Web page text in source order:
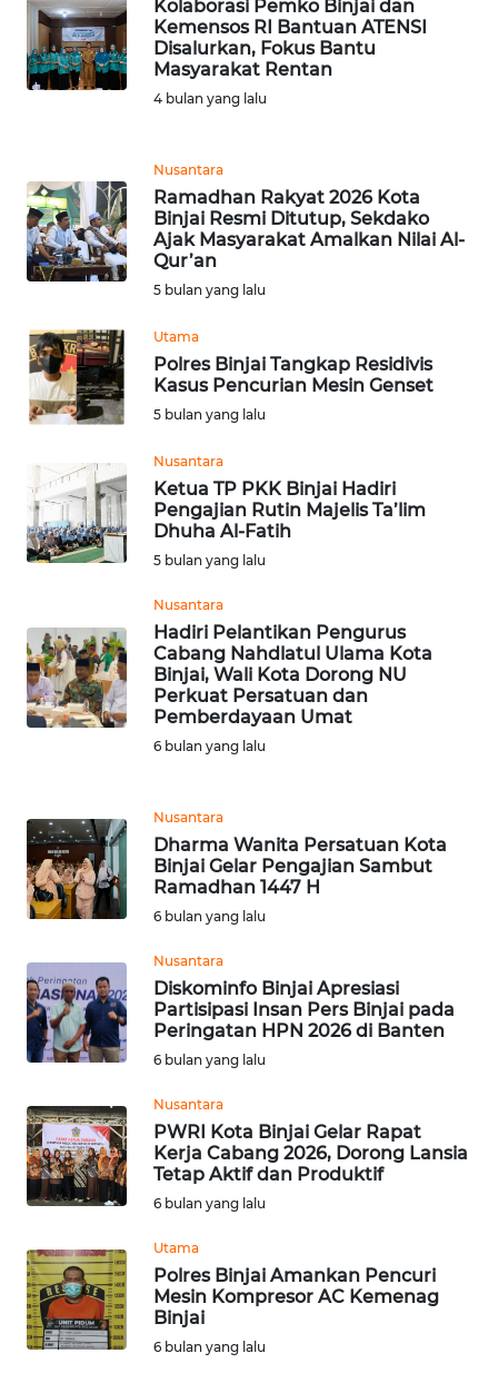
Kolaborasi Pemko Binjai dan
Kemensos RI Bantuan ATENSI
Disalurkan, Fokus Bantu
Masyarakat Rentan
4 bulan yang lalu
Nusantara
Ramadhan Rakyat 2026 Kota
Binjai Resmi Ditutup, Sekdako
Ajak Masyarakat Amalkan Nilai Al-
Qur’an
5 bulan yang lalu
Utama
Polres Binjai Tangkap Residivis
Kasus Pencurian Mesin Genset
5 bulan yang lalu
Nusantara
Ketua TP PKK Binjai Hadiri
Pengajian Rutin Majelis Ta’lim
Dhuha Al-Fatih
5 bulan yang lalu
Nusantara
Hadiri Pelantikan Pengurus
Cabang Nahdlatul Ulama Kota
Binjai, Wali Kota Dorong NU
Perkuat Persatuan dan
Pemberdayaan Umat
6 bulan yang lalu
Nusantara
Dharma Wanita Persatuan Kota
Binjai Gelar Pengajian Sambut
Ramadhan 1447 H
6 bulan yang lalu
Nusantara
Diskominfo Binjai Apresiasi
Partisipasi Insan Pers Binjai pada
Peringatan HPN 2026 di Banten
6 bulan yang lalu
Nusantara
PWRI Kota Binjai Gelar Rapat
Kerja Cabang 2026, Dorong Lansia
Tetap Aktif dan Produktif
6 bulan yang lalu
Utama
Polres Binjai Amankan Pencuri
Mesin Kompresor AC Kemenag
Binjai
6 bulan yang lalu
WN
KALTARA
WN
KALTIM
WN
GORONTALO
SULUT
WN
MALUKU
MALUT
WN
DAIRI
TOBA
WN
NIAS
WN
LANGKAT
WN
SELATAN
WN
TANJUNG
LESUNG
WN
KARO
WN